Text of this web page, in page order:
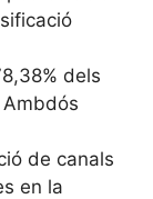
dels
de canals
en la